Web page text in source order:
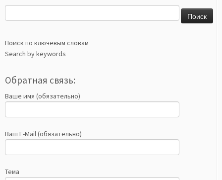
Поиск по ключевым словам
Search by keywords
Обратная связь:
Ваше имя (обязательно)
Ваш E-Mail (обязательно)
Тема